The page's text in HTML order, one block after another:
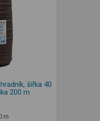
šířka 40
200 m
m